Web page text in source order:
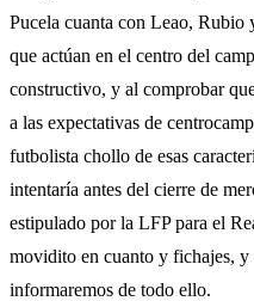
Pucela cuanta con Leao,
que actúan en el centro del
constructivo, y al comprobar
a las expectativas de
futbolista chollo de esas
intentaría antes del cierre de
estipulado por la LFP para el
movidito en cuanto y fichajes, y
informaremos de todo ello.